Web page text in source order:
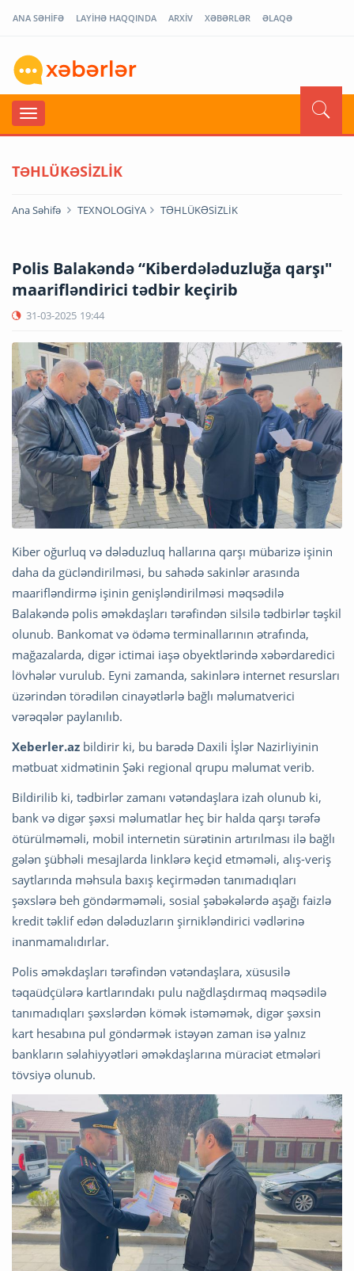
ANA SƏHİFƏ LAYİHƏ HAQQINDA ARXİV XƏBƏRLƏR ƏLAQƏ
TƏHLÜKƏSİZLİK
Ana Səhifə TEXNOLOGİYA TƏHLÜKƏSİZLİK
Polis Balakəndə “Kiberdələduzluğa qarşı"
maarifləndirici tədbir keçirib
31-03-2025 19:44
Kiber oğurluq və dələduzluq hallarına qarşı mübarizə işinin
daha da gücləndirilməsi, bu sahədə sakinlər arasında
maarifləndirmə işinin genişləndirilməsi məqsədilə
Balakəndə polis əməkdaşları tərəfindən silsilə tədbirlər təşkil
olunub. Bankomat və ödəmə terminallarının ətrafında,
mağazalarda, digər ictimai iaşə obyektlərində xəbərdaredici
lövhələr vurulub. Eyni zamanda, sakinlərə internet resursları
üzərindən törədilən cinayətlərlə bağlı məlumatverici
vərəqələr paylanılıb.
Xeberler.az bildirir ki, bu barədə Daxili İşlər Nazirliyinin
mətbuat xidmətinin Şəki regional qrupu məlumat verib.
Bildirilib ki, tədbirlər zamanı vətəndaşlara izah olunub ki,
bank və digər şəxsi məlumatlar heç bir halda qarşı tərəfə
ötürülməməli, mobil internetin sürətinin artırılması ilə bağlı
gələn şübhəli mesajlarda linklərə keçid etməməli, alış-veriş
saytlarında məhsula baxış keçirmədən tanımadıqları
şəxslərə beh göndərməməli, sosial şəbəkələrdə aşağı faizlə
kredit təklif edən dələduzların şirnikləndirici vədlərinə
inanmamalıdırlar.
Polis əməkdaşları tərəfindən vətəndaşlara, xüsusilə
təqaüdçülərə kartlarındakı pulu nağdlaşdırmaq məqsədilə
tanımadıqları şəxslərdən kömək istəməmək, digər şəxsin
kart hesabına pul göndərmək istəyən zaman isə yalnız
bankların səlahiyyətləri əməkdaşlarına müraciət etmələri
tövsiyə olunub.